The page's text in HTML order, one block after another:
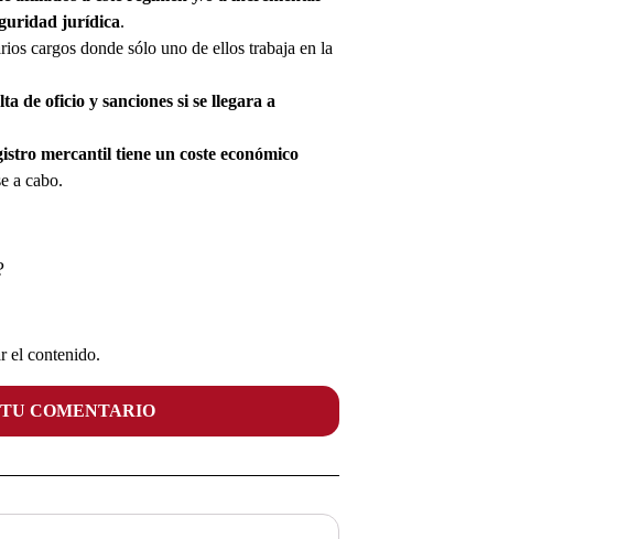
jurídica.
cargos donde sólo uno de ellos trabaja en la
de oficio y sanciones si se llegara a
mercantil tiene un coste económico
a cabo.
el contenido.
COMENTARIO